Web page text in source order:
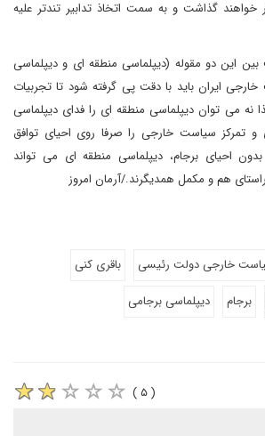
خواهند گذاشت و به سمت اتخاذ تدابیر تندتر علیه
این دو مقوله (دیپلماسی منطقه ای و دیپلماسی
ایران باید با دقت پی گرفته شود تا تجربیات
نه می توان دیپلماسی منطقه ای را فدای دیپلماسی
و تمرکز سیاست خارجی را صرفا روی احیای توافق
احیای برجام، دیپلماسی منطقه ای می تواند
هم و مکمل همدیگرند./آرمان امروز
خارجی دولت رئیسی
باقری کنی
برجام دیپلماسی برجامی
( ۵ )